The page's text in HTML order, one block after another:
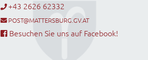
+43 2626 62332
POST@MATTERSBURG.GV.AT
Besuchen Sie uns auf Facebook!